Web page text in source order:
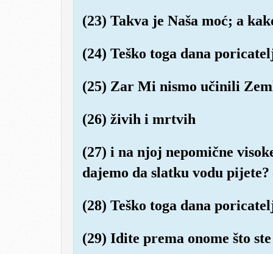
(23) Takva je Naša moć; a
(24) Teško toga dana
(25) Zar Mi nismo učinili
(26) živih i mrtvih
(27) i na njoj nepomične
dajemo da slatku vodu pijete?
(28) Teško toga dana
(29) Idite prema onome što